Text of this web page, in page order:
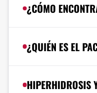
¿CÓMO
¿QUIÉN ES EL
HIPERHIDROSIS